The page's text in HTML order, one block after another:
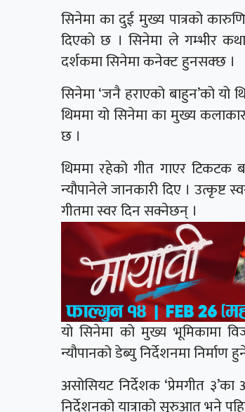
सिनेमा का दुई मुख्य पात्रको
दिएको छ । सिनेमा ले गम्भीर
दर्शकमा सिनेमा कनेक्ट हुनसक्छ ।
सिनेमा ‘जनै हराएको बाहुन’को यो
थिममा यो सिनेमा का मुख्य
छ ।
थिममा रहेको गीत गाएर टिकटक
न्यौपानेले जानकारी दिए ।
गीतमा स्वर दिन सक्नेछन् ।
यो सिनेमा को मुख्य भूमिकामा
न्यौपानको डेब्यु निर्देशनमा निर्माण
असोसियट निर्देशक ‘प्रेमगीत
निर्देशनको यात्राको सुरुआत भने